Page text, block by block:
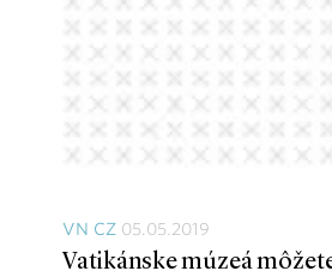
VN CZ 05.05.2019
Vatikánske múzeá